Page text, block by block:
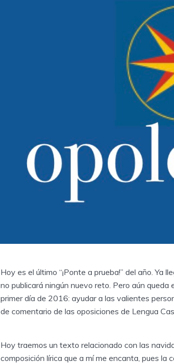
Hoy es el último “¡Ponte a prueba!” del año. Ya
no publicará ningún nuevo reto. Pero aún
primer día de 2016: ayudar a las valientes
de comentario de las oposiciones de Lengua
Hoy traemos un texto relacionado con las
composición lírica que a mí me encanta, pues la